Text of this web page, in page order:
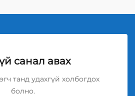
санал авах
танд удахгүй холбогдох
болно.